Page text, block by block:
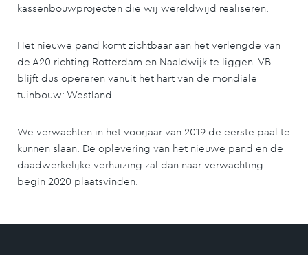
kassenbouwprojecten die wij wereldwijd realiseren.
Het nieuwe pand komt zichtbaar aan het verlengde van
de A20 richting Rotterdam en Naaldwijk te liggen. VB
blijft dus opereren vanuit het hart van de mondiale
tuinbouw: Westland.
We verwachten in het voorjaar van 2019 de eerste paal te
kunnen slaan. De oplevering van het nieuwe pand en de
daadwerkelijke verhuizing zal dan naar verwachting
begin 2020 plaatsvinden.